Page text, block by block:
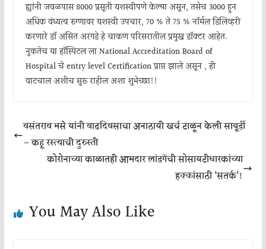
ह्यांनी जवळपास 8000 प्रसूती यशस्वीपणे केल्या असून, तसेच 3000 हुन
अधिक वंध्यत्व रुग्णावर यशस्वी उपचार, 70 % ते 75 % नॉर्मल डिलिव्हरी
करणारे डॉ असित अरगडे हे चाकण परिसरातील प्रमुख डॉक्टर आहेत.
नुकतेच या हॉस्पिटल ला National Accreditation Board of
Hospital चे entry level Certification प्राप्त झाले असून , ही
वाटचाल अशीच सुरू राहील अशा शुभेच्छा!!
वसंतराव भसे यांनी वाढदिवसाचा अनाठायी खर्च टाळून केली साबूर्डी
– कहू रस्त्याची दुरुस्ती
कोरोनाच्या काळातही आमदार लांडगेंची सोसायटीधारकांच्या
हक्कांसाठी ‘सतर्क’!
You May Also Like